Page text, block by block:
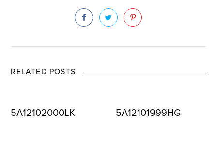
RELATED POSTS
5A12102000LK 5A12101999HG